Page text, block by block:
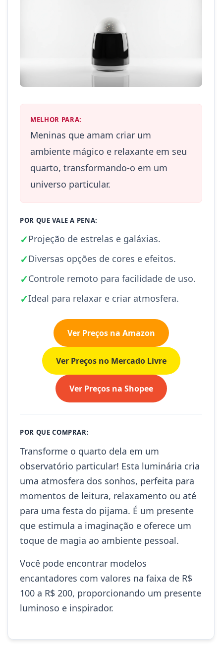
MELHOR PARA:
Meninas que amam criar um
ambiente mágico e relaxante em seu
quarto, transformando-o em um
universo particular.
POR QUE VALE A PENA:
✓Projeção de estrelas e galáxias.
✓Diversas opções de cores e efeitos.
✓Controle remoto para facilidade de uso.
✓Ideal para relaxar e criar atmosfera.
Ver Preços na Amazon
Ver Preços no Mercado Livre
Ver Preços na Shopee
POR QUE COMPRAR:
Transforme o quarto dela em um
observatório particular! Esta luminária cria
uma atmosfera dos sonhos, perfeita para
momentos de leitura, relaxamento ou até
para uma festa do pijama. É um presente
que estimula a imaginação e oferece um
toque de magia ao ambiente pessoal.
Você pode encontrar modelos
encantadores com valores na faixa de R$
100 a R$ 200, proporcionando um presente
luminoso e inspirador.